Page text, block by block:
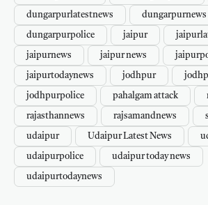
dungarpurlatestnews dungarpurnews
dungarpurpolice jaipur
jaipurnews jaipur news
jaipurtodaynews jodhpur
jodhpurpolice pahalgam attack
rajasthannews rajsamandnews
udaipur Udaipur Latest News
udaipurpolice udaipur today news
udaipurtodaynews